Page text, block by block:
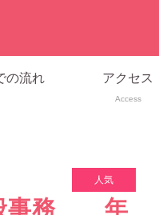
の流れ アクセス
Access
般事務 年
人気